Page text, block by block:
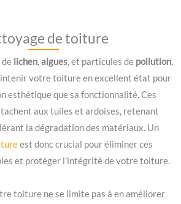
de toiture
de lichen,algues, et particules de pollution,
votre toiture en excellent état pour
esthétique que sa fonctionnalité. Ces
aux tuiles et ardoises, retenant
la dégradation des matériaux. Un
est donc crucial pour éliminer ces
et protéger l’intégrité de votre toiture.
toiture ne se limite pas à en améliorer